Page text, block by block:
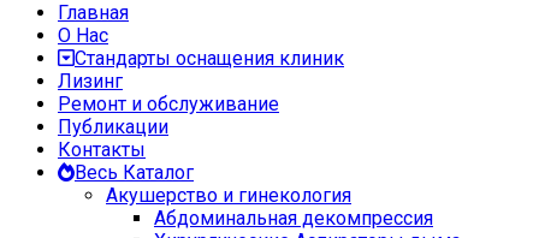
Главная
О Нас
Стандарты оснащения клиник
Лизинг
Ремонт и обслуживание
Публикации
Контакты
Весь Каталог
Акушерство и гинекология
Абдоминальная декомпрессия